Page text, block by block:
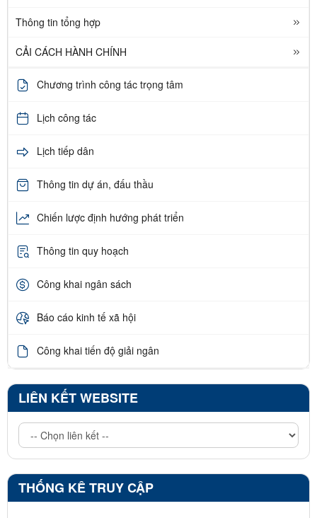
Thông tin tổng hợp
CẢI CÁCH HÀNH CHÍNH
Chương trình công tác trọng tâm
Lịch công tác
Lịch tiếp dân
Thông tin dự án, đấu thầu
Chiến lược định hướng phát triển
Thông tin quy hoạch
Công khai ngân sách
Báo cáo kinh tế xã hội
Công khai tiến độ giải ngân
LIÊN KẾT WEBSITE
THỐNG KÊ TRUY CẬP